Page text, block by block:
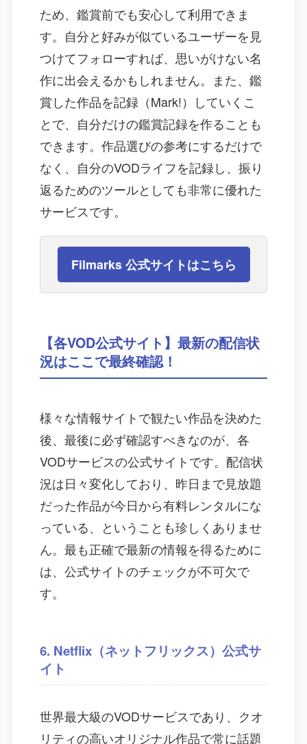
ため、鑑賞前でも安心して利用できま
す。自分と好みが似ているユーザーを見
つけてフォローすれば、思いがけない名
作に出会えるかもしれません。また、鑑
賞した作品を記録（Mark!）していくこ
とで、自分だけの鑑賞記録を作ることも
できます。作品選びの参考にするだけで
なく、自分のVODライフを記録し、振り
返るためのツールとしても非常に優れた
サービスです。
Filmarks 公式サイトはこちら
【各VOD公式サイト】最新の配信状
況はここで最終確認！
様々な情報サイトで観たい作品を決めた
後、最後に必ず確認すべきなのが、各
VODサービスの公式サイトです。配信状
況は日々変化しており、昨日まで見放題
だった作品が今日から有料レンタルにな
っている、ということも珍しくありませ
ん。最も正確で最新の情報を得るために
は、公式サイトのチェックが不可欠で
す。
6. Netflix（ネットフリックス）公式サ
イト
世界最大級のVODサービスであり、クオ
リティの高いオリジナル作品で常に話題